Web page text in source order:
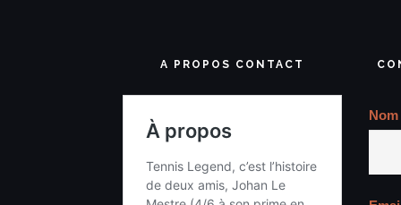
A PROPOS CONTACT
Nom